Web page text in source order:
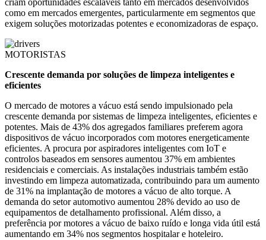
criam oportunidades escaláveis ​​tanto em mercados desenvolvidos
como em mercados emergentes, particularmente em segmentos que
exigem soluções motorizadas potentes e economizadoras de espaço.
MOTORISTAS
Crescente demanda por soluções de limpeza inteligentes e
eficientes
O mercado de motores a vácuo está sendo impulsionado pela
crescente demanda por sistemas de limpeza inteligentes, eficientes e
potentes. Mais de 43% dos agregados familiares preferem agora
dispositivos de vácuo incorporados com motores energeticamente
eficientes. A procura por aspiradores inteligentes com IoT e
controlos baseados em sensores aumentou 37% em ambientes
residenciais e comerciais. As instalações industriais também estão
investindo em limpeza automatizada, contribuindo para um aumento
de 31% na implantação de motores a vácuo de alto torque. A
demanda do setor automotivo aumentou 28% devido ao uso de
equipamentos de detalhamento profissional. Além disso, a
preferência por motores a vácuo de baixo ruído e longa vida útil está
aumentando em 34% nos segmentos hospitalar e hoteleiro.